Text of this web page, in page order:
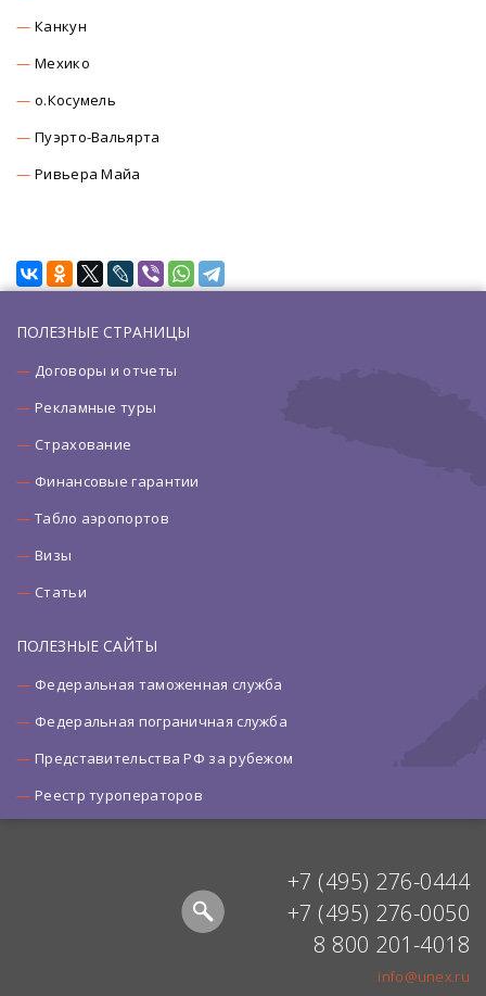
Канкун
Мехико
о.Косумель
Пуэрто-Вальярта
Ривьера Майа
ПОЛЕЗНЫЕ СТРАНИЦЫ
Договоры и отчеты
Рекламные туры
Страхование
Финансовые гарантии
Табло аэропортов
Визы
Статьи
ПОЛЕЗНЫЕ САЙТЫ
Федеральная таможенная служба
Федеральная пограничная служба
Представительства РФ за рубежом
Реестр туроператоров
+7 (495) 276-0444
+7 (495) 276-0050
8 800 201-4018
info@unex.ru